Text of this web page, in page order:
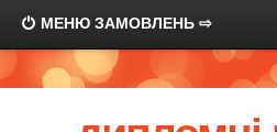
МЕНЮ ЗАМОВЛЕНЬ ⇨